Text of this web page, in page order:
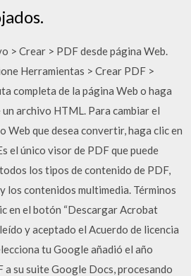
> Crear > PDF desde página Web.
Herramientas > Crear PDF >
completa de la página Web o haga
archivo HTML. Para cambiar el
Web que desea convertir, haga clic en
el único visor de PDF que puede
los tipos de contenido de PDF,
los contenidos multimedia. Términos
en el botón “Descargar Acrobat
y aceptado el Acuerdo de licencia
tu Google añadió el año
su suite Google Docs, procesando